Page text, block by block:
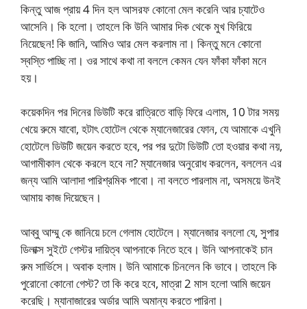
কিন্তু আজ প্রায় 4 দিন হল আসরফ কোনো মেল করেনি আর চ্যাটেও
আসেনি। কি হলো। তাহলে কি উনি আমার দিক থেকে মুখ ফিরিয়ে
নিয়েছেন! কি জানি, আমিও আর মেল করলাম না। কিন্তু মনে কোনো
স্বস্তি পাচ্ছি না। ওর সাথে কথা না বললে কেমন যেন ফাঁকা ফাঁকা মনে
হয়।
কয়েকদিন পর দিনের ডিউটি করে রাত্রিতে বাড়ি ফিরে এলাম, 10 টার সময়
খেয়ে রুমে যাবো, হটাৎ হোটেল থেকে ম্যানেজারের ফোন, যে আমাকে এখুনি
হোটেলে ডিউটি জয়েন করতে হবে, পর পর দুটো ডিউটি তো হওয়ার কথা নয়,
আগামীকাল থেকে করলে হবে না? ম্যানেজার অনুরোধ করলেন, বললেন এর
জন্য আমি আলাদা পারিশ্রমিক পাবো। না বলতে পারলাম না, অসময়ে উনই
আমায় কাজ দিয়েছেন।
আব্বু আম্মু কে জানিয়ে চলে গেলাম হোটেলে। ম্যানেজার বললো যে, সুপার
ডিলাক্স সুইটে গেস্টর দায়িত্ব আপনাকে নিতে হবে। উনি আপনাকেই চান
রুম সার্ভিসে। অবাক হলাম। উনি আমাকে চিনলেন কি ভাবে। তাহলে কি
পুরোনো কোনো গেস্ট? তা কি করে হবে, মাত্রা 2 মাস হলো আমি জয়েন
করেছি। ম্যানাজারের অর্ডার আমি অমান্য করতে পারিনা।